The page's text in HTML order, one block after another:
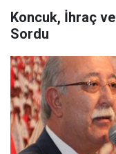
Koncuk, İhraç
Sordu